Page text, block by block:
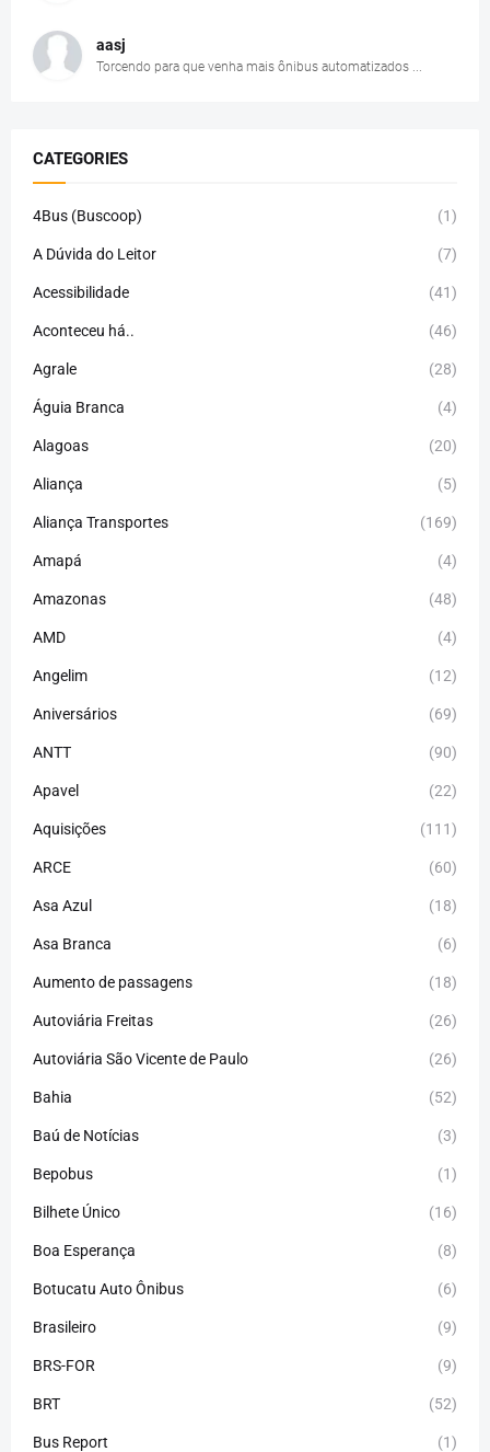
aasj
Torcendo para que venha mais ônibus automatizados ...
CATEGORIES
4Bus (Buscoop) (1)
A Dúvida do Leitor (7)
Acessibilidade (41)
Aconteceu há.. (46)
Agrale (28)
Águia Branca (4)
Alagoas (20)
Aliança (5)
Aliança Transportes (169)
Amapá (4)
Amazonas (48)
AMD (4)
Angelim (12)
Aniversários (69)
ANTT (90)
Apavel (22)
Aquisições (111)
ARCE (60)
Asa Azul (18)
Asa Branca (6)
Aumento de passagens (18)
Autoviária Freitas (26)
Autoviária São Vicente de Paulo (26)
Bahia (52)
Baú de Notícias (3)
Bepobus (1)
Bilhete Único (16)
Boa Esperança (8)
Botucatu Auto Ônibus (6)
Brasileiro (9)
BRS-FOR (9)
BRT (52)
Bus Report (1)